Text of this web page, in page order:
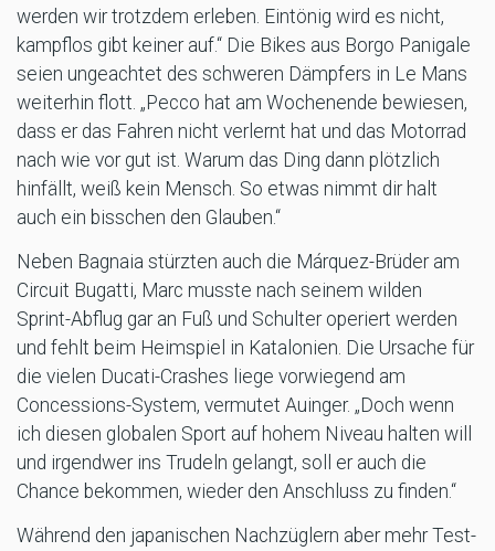
werden wir trotzdem erleben. Eintönig wird es nicht,
kampflos gibt keiner auf.“ Die Bikes aus Borgo Panigale
seien ungeachtet des schweren Dämpfers in Le Mans
weiterhin flott. „Pecco hat am Wochenende bewiesen,
dass er das Fahren nicht verlernt hat und das Motorrad
nach wie vor gut ist. Warum das Ding dann plötzlich
hinfällt, weiß kein Mensch. So etwas nimmt dir halt
auch ein bisschen den Glauben.“
Neben Bagnaia stürzten auch die Márquez-Brüder am
Circuit Bugatti, Marc musste nach seinem wilden
Sprint-Abflug gar an Fuß und Schulter operiert werden
und fehlt beim Heimspiel in Katalonien. Die Ursache für
die vielen Ducati-Crashes liege vorwiegend am
Concessions-System, vermutet Auinger. „Doch wenn
ich diesen globalen Sport auf hohem Niveau halten will
und irgendwer ins Trudeln gelangt, soll er auch die
Chance bekommen, wieder den Anschluss zu finden.“
Während den japanischen Nachzüglern aber mehr Test-